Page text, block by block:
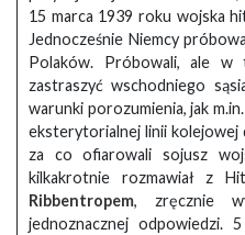
15 marca 1939 roku wojska
Jednocześnie Niemcy
Polaków. Próbowali, ale w
zastraszyć wschodniego
warunki porozumienia, jak
eksterytorialnej linii kolejowej
za co ofiarowali sojusz
kilkakrotnie rozmawiał z
Ribbentropem, zręcznie
jednoznacznej odpowiedzi.